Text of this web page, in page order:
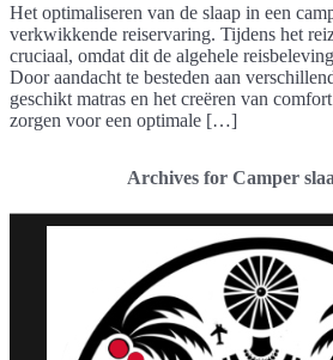
Het optimaliseren van de slaap in een
verkwikkende reiservaring. Tijdens het
cruciaal, omdat dit de algehele
Door aandacht te besteden aan
geschikt matras en het creëren van
zorgen voor een optimale […]
Archives for Camper